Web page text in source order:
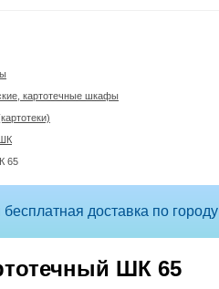
картотечные шкафы
65
доставка по городу
ШК 65